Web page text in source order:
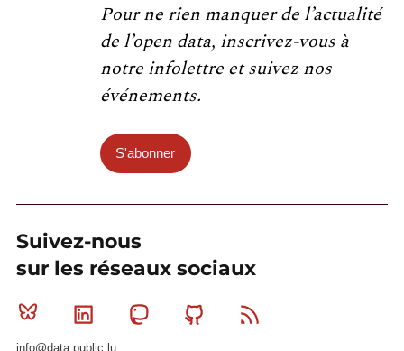
Pour ne rien manquer de l’actualité
de l’open data, inscrivez-vous à
notre infolettre et suivez nos
événements.
S'abonner
Suivez-nous
sur les réseaux sociaux
Bluesky Linkedin MastodonGithub
info@data.public.lu